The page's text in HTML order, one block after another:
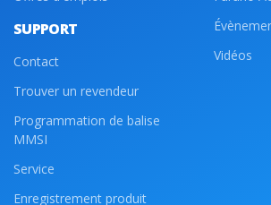
SUPPORT
Contact
Trouver un revendeur
Programmation de balise
MMSI
Service
Enregistrement produit
Vidéos